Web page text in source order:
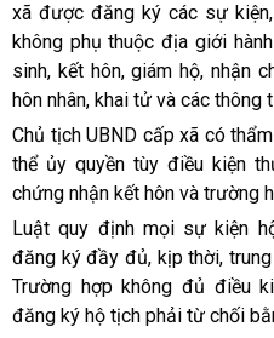
xã được đăng ký các sự
không phụ thuộc địa giới
sinh, kết hôn, giám hộ, nhận
hôn nhân, khai tử và các thông
Chủ tịch UBND cấp xã có
thể ủy quyền tùy điều kiện
chứng nhận kết hôn và trường
Luật quy định mọi sự kiện
đăng ký đầy đủ, kịp thời,
Trường hợp không đủ điều
đăng ký hộ tịch phải từ chối